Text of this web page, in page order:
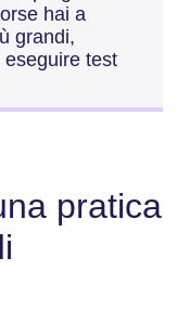
hai a
grandi,
test
pratica